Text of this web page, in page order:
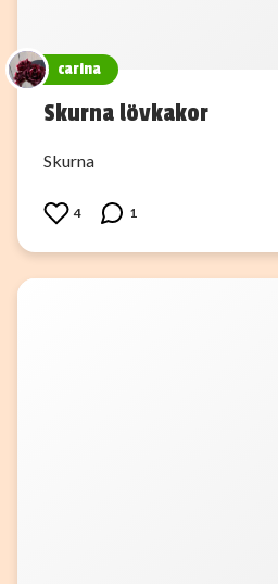
carina
Skurna lövkakor
Skurna
4 1